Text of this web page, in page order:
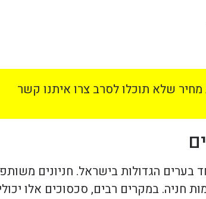
שלא תוכלו לסרב צרו איתנו קשר
בערים הגדולות בישראל. חניונים
חניה. במקרים רבים, סכסוכים אלו